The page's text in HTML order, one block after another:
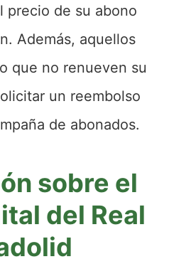
precio de su abono
Además, aquellos
que no renueven su
un reembolso
de abonados.
sobre el
del Real